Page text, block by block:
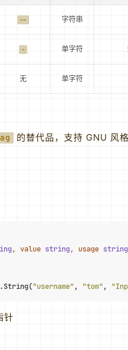
-- 字符串
- 单字符
无 单字符
的替代品，支持 GNU 风
, value string, usage string
"username" , "tom" ,
针